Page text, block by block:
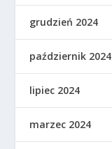
grudzień 2024
październik 2024
lipiec 2024
marzec 2024